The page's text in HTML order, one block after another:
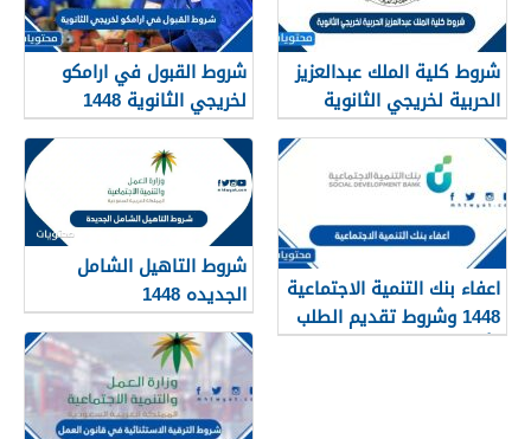
شروط كلية الملك عبدالعزيز
الحربية لخريجي الثانوية
1448
شروط القبول في ارامكو
لخريجي الثانوية 1448
اعفاء بنك التنمية الاجتماعية
1448 وشروط تقديم الطلب
وأهم الأوراق والمستندات
شروط التاهيل الشامل
الجديده 1448